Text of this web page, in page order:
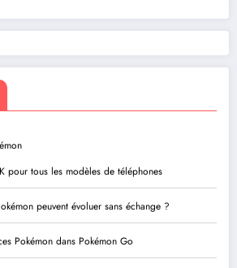
pour tous les modèles de téléphones
peuvent évoluer sans échange ?
Pokémon dans Pokémon Go